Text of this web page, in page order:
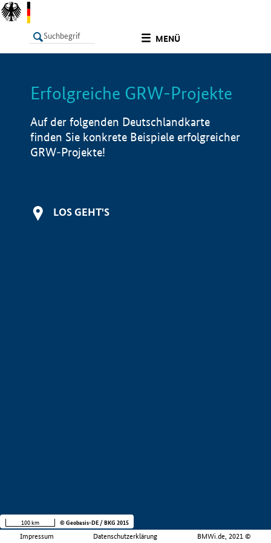
MENÜ
LISTE Info
Erfolgreiche GRW-Projekte
Auf der folgenden Deutschlandkarte
finden Sie konkrete Beispiele erfolgreicher
GRW-Projekte!
LOS GEHT'S
Impressum Datenschutzerklärung BMWi.de, 2021 ©
100 km © Geobasis-DE / BKG 2015